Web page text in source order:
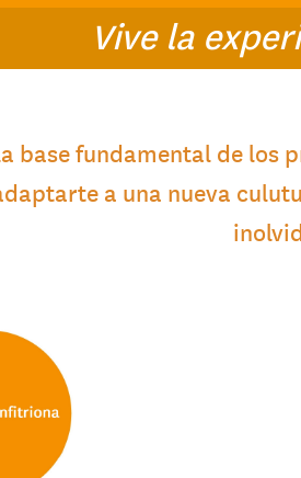
Vive la
base fundamental de
a una nueva